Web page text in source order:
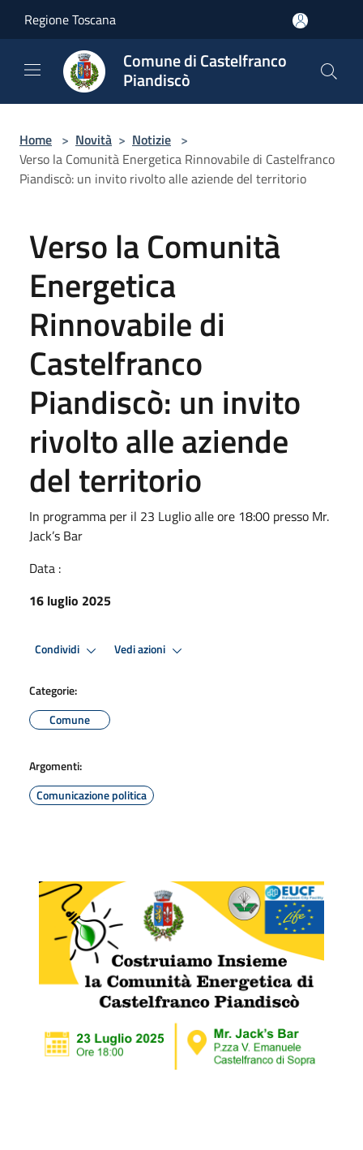
Regione Toscana
Comune di Castelfranco
Piandiscò
Home > Novità > Notizie >
Verso la Comunità Energetica Rinnovabile di Castelfranco
Piandiscò: un invito rivolto alle aziende del territorio
Verso la Comunità
Energetica
Rinnovabile di
Castelfranco
Piandiscò: un invito
rivolto alle aziende
del territorio
In programma per il 23 Luglio alle ore 18:00 presso Mr.
Jack’s Bar
Data :
16 luglio 2025
Condividi Vedi azioni
Categorie:
Comune
Argomenti:
Comunicazione politica